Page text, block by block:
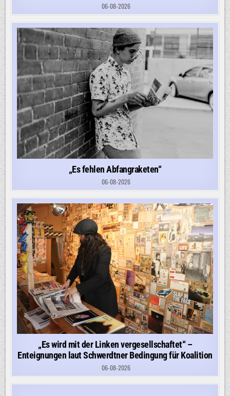
06-08-2026
„Es fehlen Abfangraketen“
06-08-2026
„Es wird mit der Linken vergesellschaftet“ –
Enteignungen laut Schwerdtner Bedingung für Koalition
06-08-2026